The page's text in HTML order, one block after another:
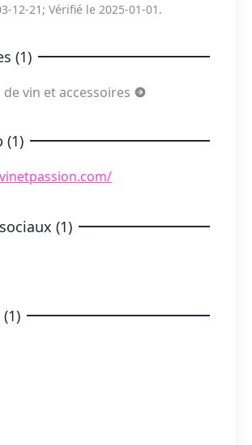
12-21; Vérifié le 2025-01-01.
(1)
vin et accessoires
(1)
(1)